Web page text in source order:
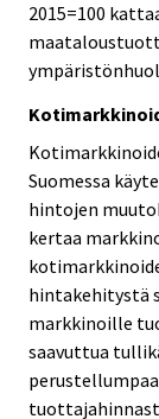
2015=100
Suomessa
hintojen
kertaa
hintakehitystä
markkinoille
saavuttua